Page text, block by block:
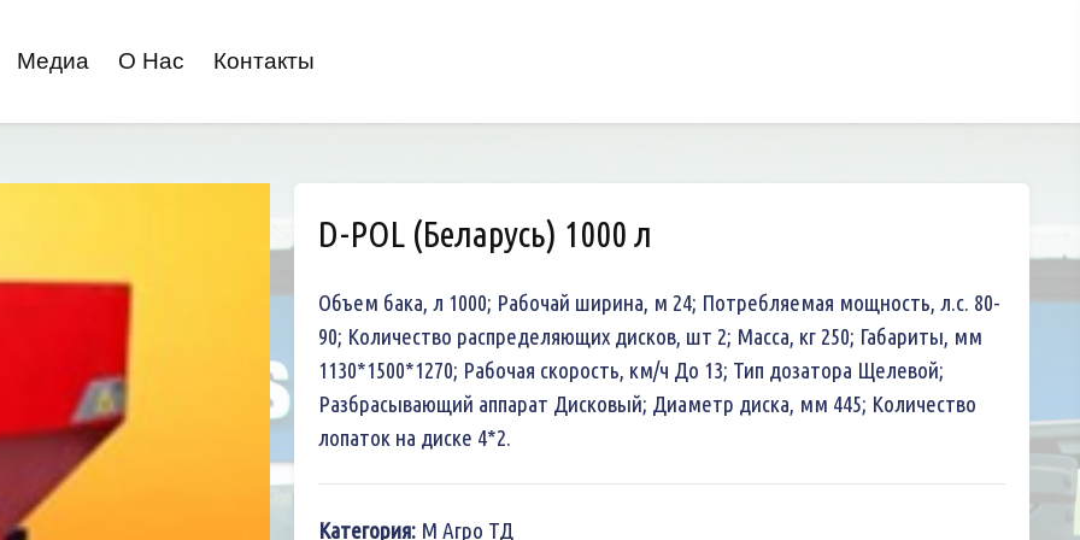
Медиа О Нас Контакты
D-POL (Беларусь) 1000 л
Объем бака, л 1000; Рабочай ширина, м 24; Потребляемая мощность, л.с. 80-
90; Количество распределяющих дисков, шт 2; Масса, кг 250; Габариты, мм
1130*1500*1270; Рабочая скорость, км/ч До 13; Тип дозатора Щелевой;
Разбрасывающий аппарат Дисковый; Диаметр диска, мм 445; Количество
лопаток на диске 4*2.
Категория: М Агро ТД